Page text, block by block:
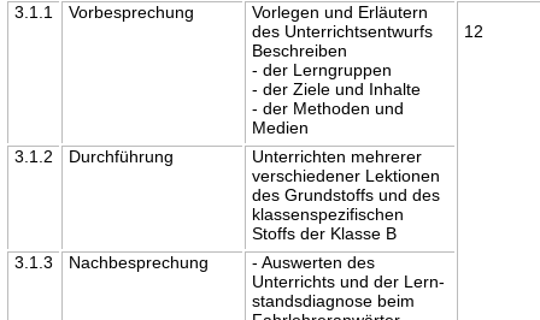
3.1.1
Vorbesprechung
Vorlegen und Erläutern
des Unterrichtsentwurfs
Beschreiben
- der Lerngruppen
- der Ziele und Inhalte
- der Methoden und
Medien
12
3.1.2 Durchführung
Unterrichten mehrerer
verschiedener Lektionen
des Grundstoffs und des
klassenspezifischen
Stoffs der Klasse B
3.1.3
Nachbesprechung
- Auswerten des
Unterrichts und der Lern-
standsdiagnose beim